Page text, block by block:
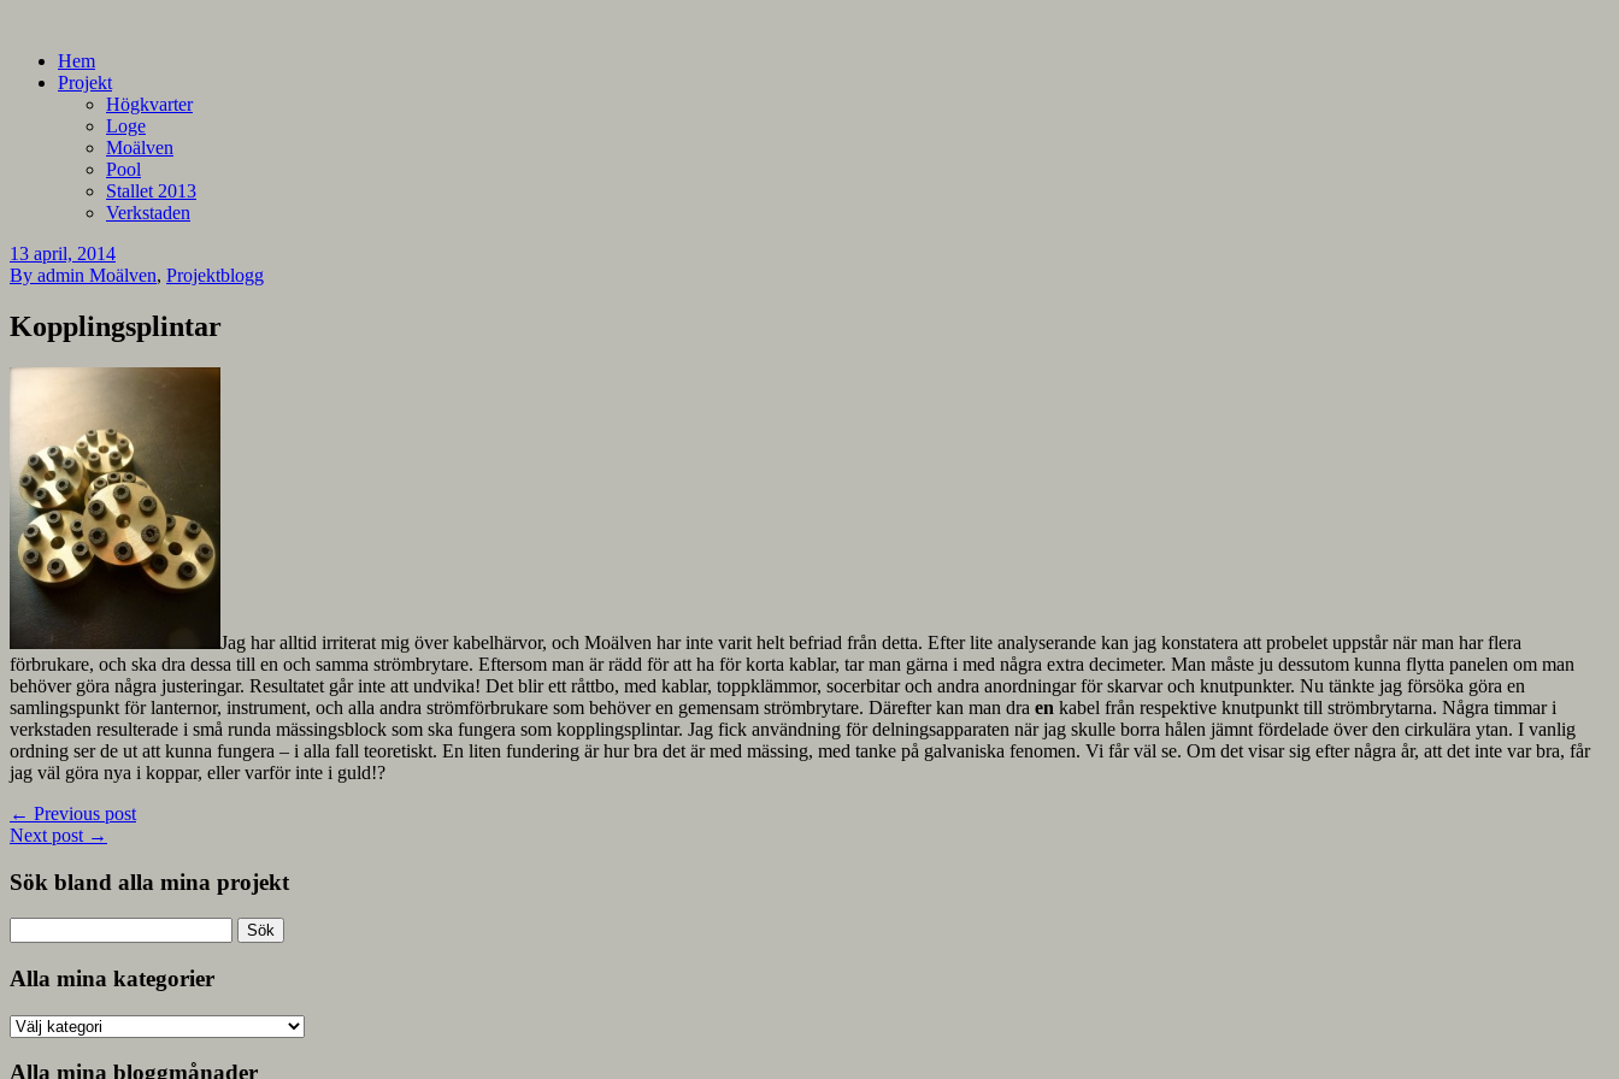
Alla mina projekt
En blogg om mina projekt
Hem
Projekt
Högkvarter
Loge
Moälven
Pool
Stallet 2013
Verkstaden
13 april, 2014
By admin Moälven, Projektblogg
Kopplingsplintar
Jag har alltid irriterat mig över kabelhärvor, och Moälven har inte varit helt befriad från detta. Efter lite analyserande kan jag konstatera att probelet uppstår när man har flera
förbrukare, och ska dra dessa till en och samma strömbrytare. Eftersom man är rädd för att ha för korta kablar, tar man gärna i med några extra decimeter. Man måste ju dessutom kunna flytta panelen om man
behöver göra några justeringar. Resultatet går inte att undvika! Det blir ett råttbo, med kablar, toppklämmor, socerbitar och andra anordningar för skarvar och knutpunkter. Nu tänkte jag försöka göra en
samlingspunkt för lanternor, instrument, och alla andra strömförbrukare som behöver en gemensam strömbrytare. Därefter kan man dra en kabel från respektive knutpunkt till strömbrytarna. Några timmar i
verkstaden resulterade i små runda mässingsblock som ska fungera som kopplingsplintar. Jag fick användning för delningsapparaten när jag skulle borra hålen jämnt fördelade över den cirkulära ytan. I vanlig
ordning ser de ut att kunna fungera – i alla fall teoretiskt. En liten fundering är hur bra det är med mässing, med tanke på galvaniska fenomen. Vi får väl se. Om det visar sig efter några år, att det inte var bra, får
jag väl göra nya i koppar, eller varför inte i guld!?
← Previous post
Next post →
Sök bland alla mina projekt
efter:
Alla mina kategorier
Alla
kategorier
Alla mina bloggmånader